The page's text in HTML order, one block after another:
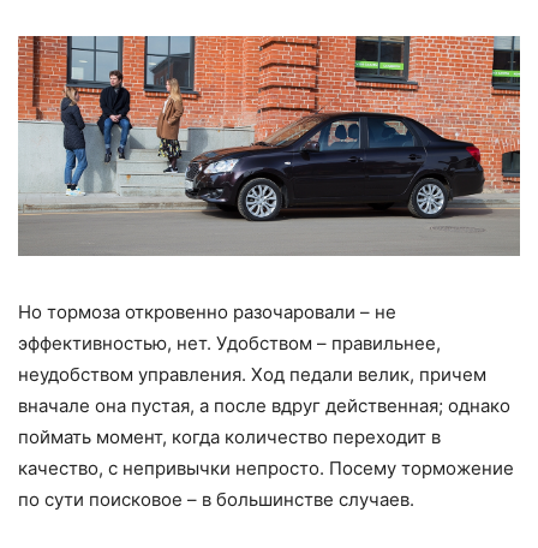
Но тормоза откровенно разочаровали – не
эффективностью, нет. Удобством – правильнее,
неудобством управления. Ход педали велик, причем
вначале она пустая, а после вдруг действенная; однако
поймать момент, когда количество переходит в
качество, с непривычки непросто. Посему торможение
по сути поисковое – в большинстве случаев.